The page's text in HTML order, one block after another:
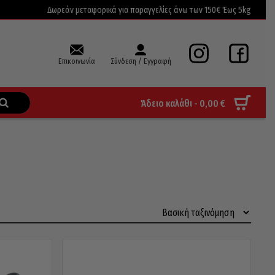
Δωρεάν μεταφορικά για παραγγελίες άνω των 150€ Έως 5kg
Επικοινωνία Σύνδεση / Εγγραφή
Άδειο καλάθι - 0,00 €